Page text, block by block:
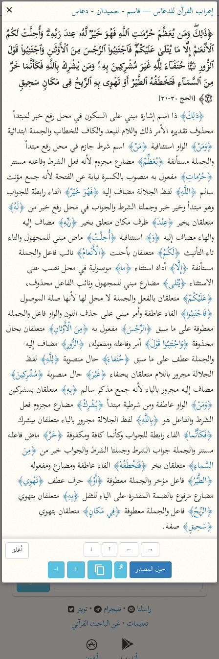
ساهم معنا في نشر القرآن والعلم الشرعي
الباحث القرآني
بحث تفسير علوم مصاحف معاجم
Type 2 or more characters for results.
Type 1 or more
characters for results.
أمّهات
تفسير الطبري
تفسير ابن كثير
تفسير القرطبي
تفسير البغوي
جمع الأقوال
تفسير ابن الجوزي
تفسير الماوردي
منتقاة
تفسير ابن القيم
تفسير ابن تيمية
عامّة
تفسير السمعاني
تفسير مكّي
محاسن التأويل
للقاسمي
تفسير الثعالبي
تفسير السمرقندي
تفسير الثعلبي
عامّة
فتح البيان للقنوجي
فتح القدير للشوكاني
تفسير ابن جزي
موسوعات
تفسير الآلوسي
تفسير الرازي
أخرى
أضواء البيان
نظم الدرر للبقاعي
لغة وبلاغة
التحرير والتنوير
المحرر الوجيز لابن
عطية
البحر المحيط لأبي
حيان
البسيط للواحدي
تفسير أبي السعود
الكشاف للزمخشري
معاصرة
الميسر
المختصر في
التفسير
تفسير السعدي
أيسر التفاسير
القرآن – تدبر وعمل
تفسير ابن عثيمين
مركَّزة العبارة
تفسير الجلالين
جامع البيان للإيجي
تفسير البيضاوي
تفسير النسفي
الوجيز للواحدي
تفسير ابن أبي زمنين
آثار
موسوعة التفسير
المأثور
الدر المنثور
تفسير ابن أبي حاتم
تفسير مقاتل
تفسير قتادة
اشترك لتصلك أخبار مشاريعنا
اشترك
راسلنا •تليجرام •تويتر
تعليمات •عن الباحث القرآني
إعراب القرآن للدعاس — قاسم - حميدان - دعاس
✕
ٱلزُّورِ ۝٣٠ حُنَفَاۤءَ لِلَّهِ غَیۡرَ مُشۡرِكِینَ بِهِۦۚ وَمَن یُشۡرِكۡ بِٱللَّهِ فَكَأَنَّمَا خَرَّ
۝٣١﴾
[الحج ٣٠-٣١]
﴿ذلِكَ﴾
محذوف تقديره الأمر ذلك واللام للبعد والكاف للخطاب والجملة ابتدائية
﴿وَمَنْ﴾ الواو استئنافية ﴿مَنْ﴾
والجملة مستأنفة ﴿يُعَظِّمْ﴾ مضارع مجزوم لأنه فعل الشرط وفاعله مستتر
﴿حُرُماتِ﴾
سالم ﴿اللَّهِ﴾ لفظ الجلالة مضاف إليه ﴿فَهُوَ خَيْرٌ﴾
وهو مبتدأ وخير خبر وجملتا الشرط والجواب في محل رفع خبر من ﴿لَهُ﴾
متعلقان بخير ﴿عِنْدَ﴾ ظرف مكان متعلق بخير ﴿رَبِّهِ﴾
والهاء مضاف إليه ﴿وَ﴾ استئنافية ﴿أُحِلَّتْ﴾
تاء التأنيث ﴿لَكُمُ﴾ متعلقان بأحلت ﴿الْأَنْعامُ﴾
مستأنفة ﴿إِلَّا﴾ أداة استثناء ﴿ما﴾
الاستثناء ﴿يُتْلى﴾ مضارع مبني للمجهول ونائب الفاعل محذوف،
﴿عَلَيْكُمْ﴾ متعلقان بالفعل والجملة لا محل لها لأنها صلة الموصول
﴿فَاجْتَنِبُوا﴾
معطوفة على ما سبق ﴿الرِّجْسَ﴾ مفعول به ﴿مِنَ الْأَوْثانِ﴾
محذوفة ﴿وَاجْتَنِبُوا قَوْلَ﴾ أمر وفاعله ومفعوله، ﴿الزُّورِ﴾
والجملة عطف على ما سبق ﴿حُنَفاءَ﴾ حال منصوبة ﴿لِلَّهِ﴾
الجلالة مجرور باللام متعلقان بحنفاء ﴿غَيْرَ﴾ حال منصوبة ﴿مُشْرِكِينَ﴾
مضاف إليه مجرور بالياء لأنه جمع مذكر سالم ﴿بِهِ﴾ متعلقان بمشركين
﴿وَمَنْ﴾ الواو عاطفة ومن شرطية مبتدأ ﴿يُشْرِكْ﴾
الشرط والفاعل هو ﴿بِاللَّهِ﴾ لفظ الجلالة مجرور بالباء متعلقان بيشرك
﴿فَكَأَنَّما﴾ الفاء رابطة للجواب وكأنما كافة ومكفوفة ﴿خَرَّ﴾
مستتر والجملة جواب الشرط وجملتا الشرط والجواب خبر من
السَّماءِ﴾ متعلقان بخر ﴿فَتَخْطَفُهُ﴾ الفاء عاطفة ومضارع ومفعوله
﴿الطَّيْرُ﴾ فاعل مؤخر والجملة معطوفة ﴿أَوْ﴾ حرف عطف ﴿تَهْوِي﴾
مضارع مرفوع بالضمة المقدرة على الياء للثقل ﴿بِهِ﴾ متعلقان بتهوي
﴿الرِّيحُ﴾ فاعل والجملة معطوفة ﴿فِي مَكانٍ﴾ متعلقان بتهوي
﴿سَحِيقٍ﴾ صفة.
أغلق →
←
↑
↓
حول المصدر ا+ ا-